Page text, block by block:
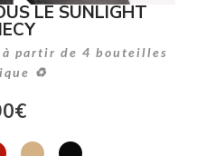
LE SUNLIGHT
à partir de 4 bouteilles
♻
€